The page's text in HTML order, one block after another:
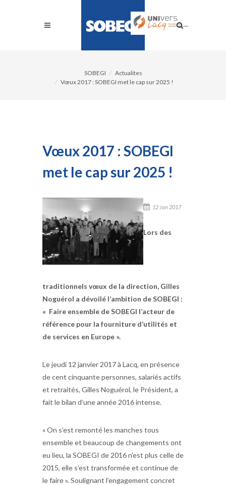
SOBEGI
Actualites
Vœux 2017 : SOBEGI met le cap sur 2025 !
Vœux 2017 : SOBEGI
met le cap sur 2025 !
12 Jan 2017
Lors des
traditionnels vœux de la direction, Gilles
Noguérol a dévoilé l’ambition de SOBEGI :
« Faire ensemble de SOBEGI l’acteur de
référence pour la fourniture d’utilités et
de services en Europe ».
Le jeudi 12 janvier 2017 à Lacq, en présence
de cent cinquante personnes, salariés actifs
et retraités, Gilles Noguérol, le Président, a
fait le bilan d’une année 2016 intense.
« On s’est remonté les manches tous
ensemble et beaucoup de changements ont
eu lieu, la SOBEGI de 2016 n’est plus celle de
2015, elle s’est transformée et continue de
le faire ». Soulignant l’engagement concret